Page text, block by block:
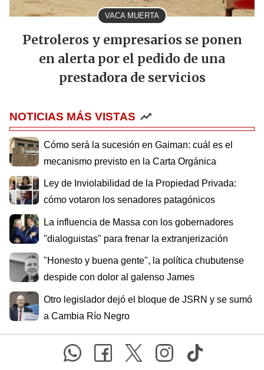
VACA MUERTA
Petroleros y empresarios se ponen
en alerta por el pedido de una
prestadora de servicios
NOTICIAS MÁS VISTAS
Cómo será la sucesión en Gaiman: cuál es el
mecanismo previsto en la Carta Orgánica
Ley de Inviolabilidad de la Propiedad Privada:
cómo votaron los senadores patagónicos
La influencia de Massa con los gobernadores
"dialoguistas" para frenar la extranjerización
"Honesto y buena gente", la política chubutense
despide con dolor al galenso James
Otro legislador dejó el bloque de JSRN y se sumó
a Cambia Río Negro